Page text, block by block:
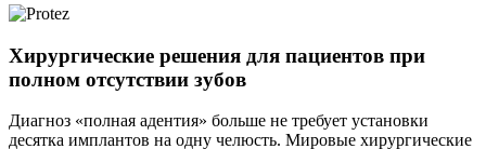
Хирургические решения для пациентов при
полном отсутствии зубов
Диагноз «полная адентия» больше не требует установки
десятка имплантов на одну челюсть. Мировые хирургические